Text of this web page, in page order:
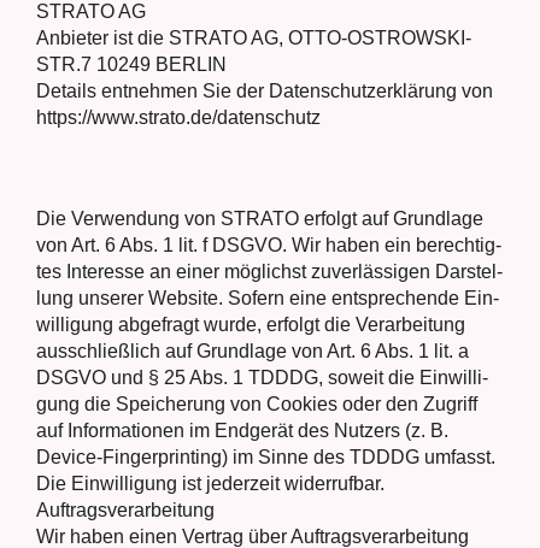
STRATO AG
Anbie­ter ist die STRATO AG, OTTO-OSTROWSKI-
STR.7 10249 BERLIN
Details ent­neh­men Sie der Daten­schutz­er­klä­rung von
https://www.strato.de/datenschutz
Die Ver­wen­dung von STRATO erfolgt auf Grund­la­ge
von Art. 6 Abs. 1 lit. f DSGVO. Wir haben ein berech­tig­
tes Inter­es­se an einer mög­lichst zuver­läs­si­gen Dar­stel­
lung unse­rer Web­site. Sofern eine ent­spre­chen­de Ein­
wil­li­gung abge­fragt wur­de, erfolgt die Ver­ar­bei­tung
aus­schließ­lich auf Grund­la­ge von Art. 6 Abs. 1 lit. a
DSGVO und § 25 Abs. 1 TDDDG, soweit die Ein­wil­li­
gung die Spei­che­rung von Coo­kies oder den Zugriff
auf Infor­ma­tio­nen im End­ge­rät des Nut­zers (z. B.
Device-Fin­ger­prin­ting) im Sin­ne des TDDDG umfasst.
Die Ein­wil­li­gung ist jeder­zeit wider­ruf­bar.
Auf­trags­ver­ar­bei­tung
Wir haben einen Ver­trag über Auf­trags­ver­ar­bei­tung